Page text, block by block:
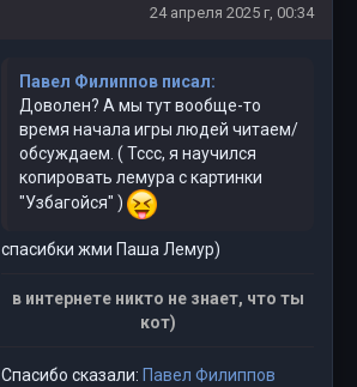
24 апреля 2025 г, 00:34
Павел Филиппов писал:
Доволен? А мы тут вообще-то
время начала игры людей читаем/
обсуждаем. ( Тссс, я научился
копировать лемура с картинки
"Узбагойся" )
спасибки жми Паша Лемур)
в интернете никто не знает, что ты
кот)
Спасибо сказали: Павел Филиппов